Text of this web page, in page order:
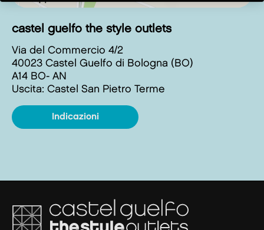
castel guelfo the style outlets
Via del Commercio 4/2
40023 Castel Guelfo di Bologna (BO)
A14 BO- AN
Uscita: Castel San Pietro Terme
indicazioni